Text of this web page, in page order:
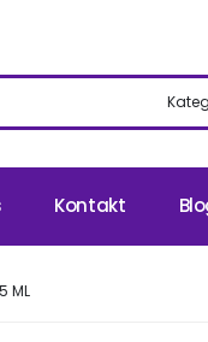
Kontakt
ML